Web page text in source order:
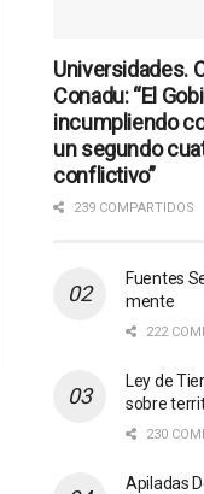
Universidades.
Conadu: “El
incumpliendo
un segundo
conflictivo”
239 COMPARTIDOS
Fuentes
mente
222
Ley de
sobre
230
Apiladas